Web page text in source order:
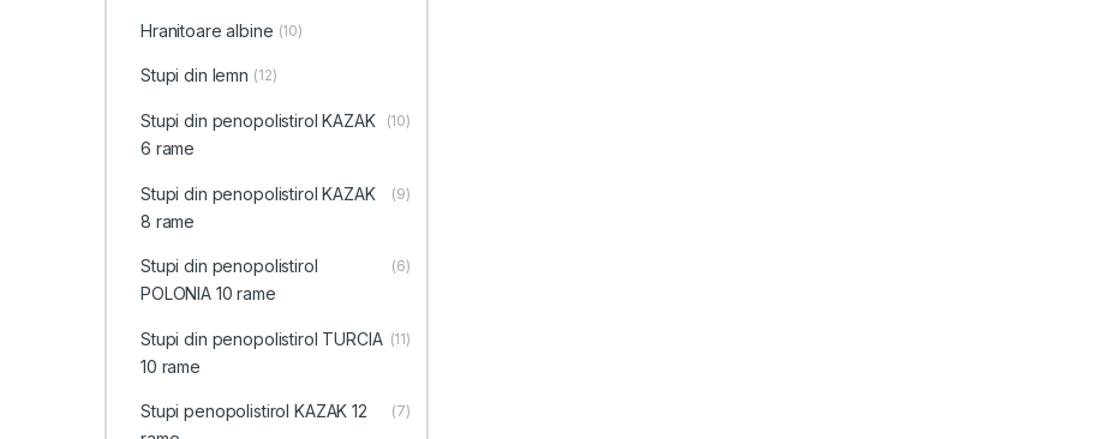
Hranitoare albine (10)
Stupi din lemn (12)
Stupi din penopolistirol KAZAK
6 rame
(10)
Stupi din penopolistirol KAZAK
8 rame
(9)
Stupi din penopolistirol
POLONIA 10 rame
(6)
Stupi din penopolistirol TURCIA
10 rame
(11)
Stupi penopolistirol KAZAK 12
(7)